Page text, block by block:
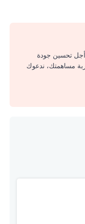
أجل تحسين جودة
مساهمتك، ندعوك